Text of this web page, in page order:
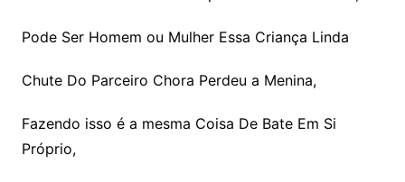
Pode Ser Homem ou Mulher Essa Criança Linda
Chute Do Parceiro Chora Perdeu a Menina,
Fazendo isso é a mesma Coisa De Bate Em Si
Próprio,